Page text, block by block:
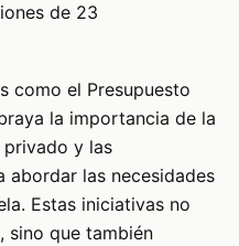
de 23
como el Presupuesto
la importancia de la
y las
abordar las necesidades
Estas iniciativas no
sino que también